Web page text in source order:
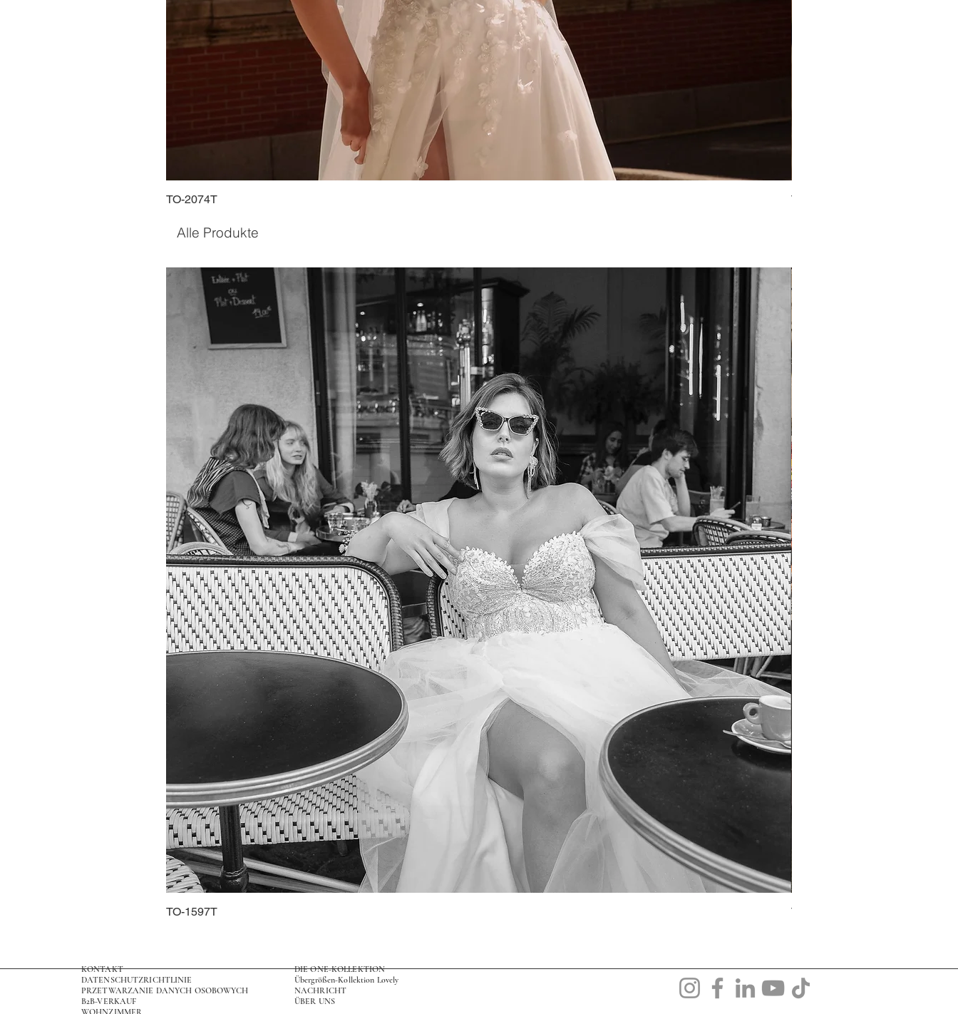
TO-2074T TO-2225T
Alle Produkte
TO-1597T TO-1690T
KONTAKT
DIE ONE-KOLLEKTION
DATENSCHUTZRICHTLINIE
Übergrößen-Kollektion Lovely
NACHRICHT
PRZETWARZANIE DANYCH OSOBOWYCH
B2B-VERKAUF
ÜBER UNS
WOHNZIMMER